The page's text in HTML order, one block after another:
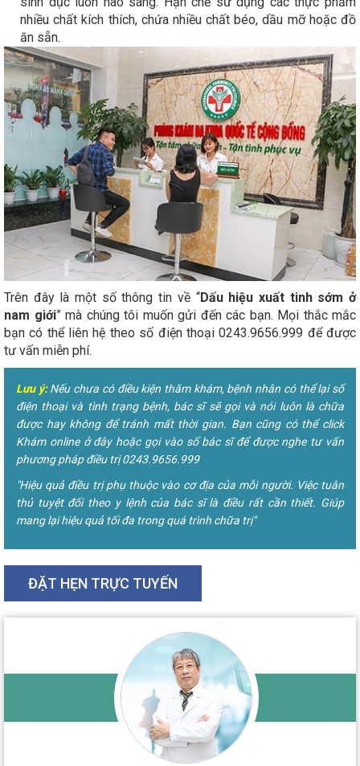
nhiều chất kích thích, chứa nhiều chất béo, dầu mỡ hoặc đồ
ăn sẵn.
Trên đây là một số thông tin về “Dấu hiệu xuất tinh sớm ở
nam giới” mà chúng tôi muốn gửi đến các bạn. Mọi thắc mắc
bạn có thể liên hệ theo số điện thoại 0243.9656.999 để được
tư vấn miễn phí.
Lưu ý:Nếu chưa có điều kiện thăm khám, bệnh nhân có thể lại số
điện thoại và tình trạng bệnh, bác sĩ sẽ gọi và nói luôn là chữa
được hay không để tránh mất thời gian. Bạn cũng có thể click
Khám online ở đây hoặc gọi vào số bác sĩ để được nghe tư vấn
phương pháp điều trị 0243.9656.999
"Hiệu quả điều trị phụ thuộc vào cơ địa của mỗi người. Việc tuân
thủ tuyệt đối theo y lệnh của bác sĩ là điều rất cần thiết. Giúp
mang lại hiệu quả tối đa trong quá trình chữa trị"
ĐẶT HẸN TRỰC TUYẾN